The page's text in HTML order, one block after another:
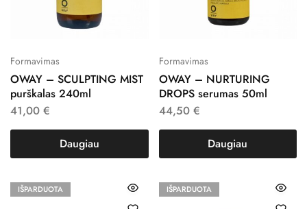
Formavimas
OWAY – SCULPTING MIST
purškalas 240ml
41,00 €
Daugiau
Formavimas
OWAY – NURTURING
DROPS serumas 50ml
44,50 €
Daugiau
IŠPARDUOTA IŠPARDUOTA